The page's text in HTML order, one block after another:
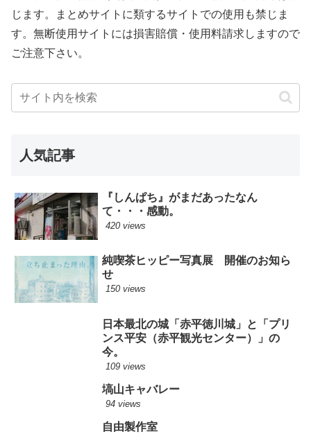
じます。まとめサイトに類するサイトでの使用も禁じま
す。無断使用サイトには損害賠償・使用料請求しますので
ご注意下さい。
人気記事
『しんぱち』がまだあったなん
て・・・感動。
420 views
純喫茶ヒッピー写真展 開催のお知ら
せ
150 views
日本最北の城「赤平徳川城」と「プリ
ンス平安（赤平観光センター）」の
今。
109 views
塙山キャバレー
94 views
自由製作室